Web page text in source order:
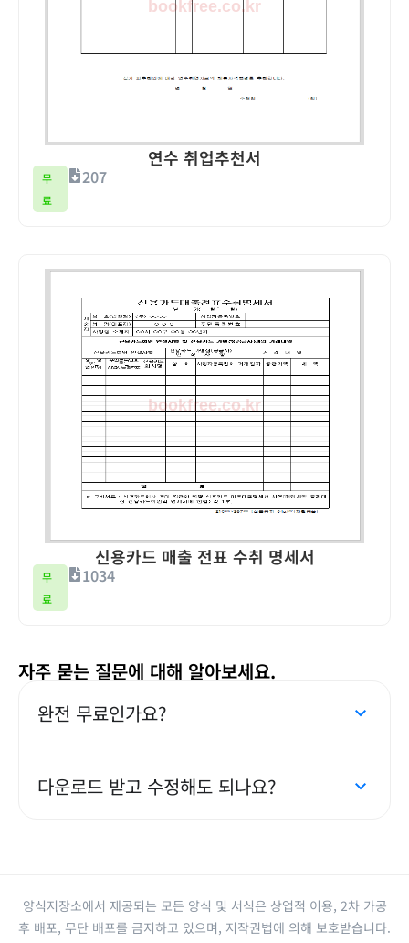
연수 취업추천서
무
료
207
신용카드 매출 전표 수취 명세서
무
료
1034
자주 묻는 질문에 대해 알아보세요.
완전 무료인가요?
다운로드 받고 수정해도 되나요?
양식저장소에서 제공되는 모든 양식 및 서식은 상업적 이용, 2차 가공
후 배포, 무단 배포를 금지하고 있으며, 저작권법에 의해 보호받습니다.